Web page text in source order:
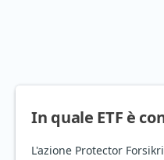
In quale ETF è
L'azione Protector